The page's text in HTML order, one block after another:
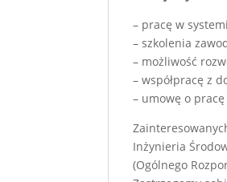
– pracę w
– szkolenia
– możliwość
– współpracę z
– umowę o
Inżynieria
(Ogólnego